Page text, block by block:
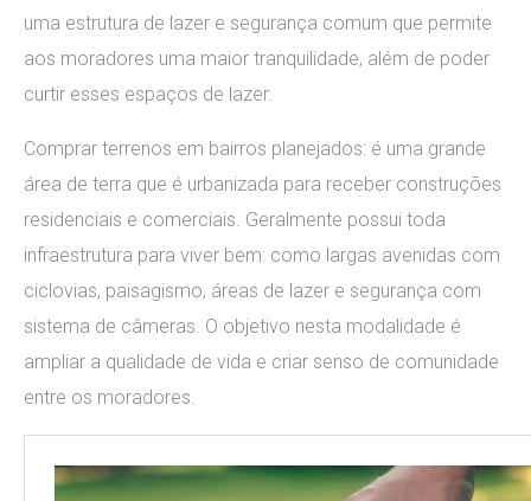
uma estrutura de lazer e segurança comum que permite
aos moradores uma maior tranquilidade, além de poder
curtir esses espaços de lazer.
Comprar terrenos em bairros planejados: é uma grande
área de terra que é urbanizada para receber construções
residenciais e comerciais. Geralmente possui toda
infraestrutura para viver bem: como largas avenidas com
ciclovias, paisagismo, áreas de lazer e segurança com
sistema de câmeras. O objetivo nesta modalidade é
ampliar a qualidade de vida e criar senso de comunidade
entre os moradores.